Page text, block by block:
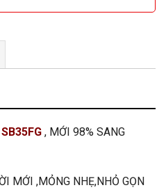
, MỚI 98% SANG
MỚI ,MỎNG NHẸ,NHỎ GỌN